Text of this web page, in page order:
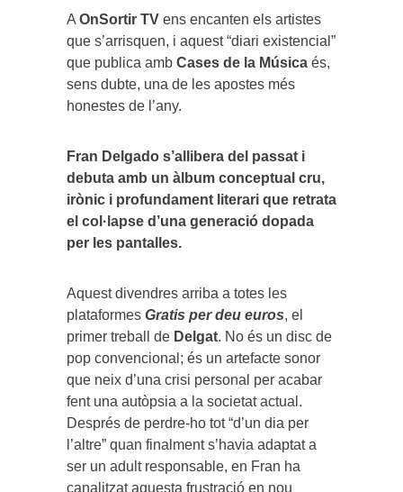
A OnSortir TV ens encanten els artistes
que s’arrisquen, i aquest “diari existencial”
que publica amb Cases de la Música és,
sens dubte, una de les apostes més
honestes de l’any.
Fran Delgado s’allibera del passat i
debuta amb un àlbum conceptual cru,
irònic i profundament literari que retrata
el col·lapse d’una generació dopada
per les pantalles.
Aquest divendres arriba a totes les
plataformes Gratis per deu euros, el
primer treball de Delgat. No és un disc de
pop convencional; és un artefacte sonor
que neix d’una crisi personal per acabar
fent una autòpsia a la societat actual.
Després de perdre-ho tot “d’un dia per
l’altre” quan finalment s’havia adaptat a
ser un adult responsable, en Fran ha
canalitzat aquesta frustració en nou